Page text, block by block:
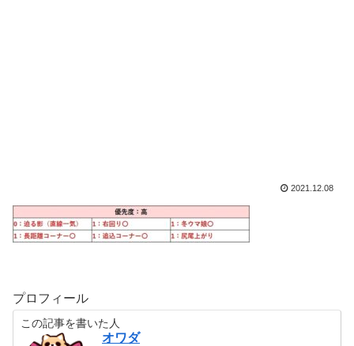
2021.12.08
プロフィール
この記事を書いた人
オワダ